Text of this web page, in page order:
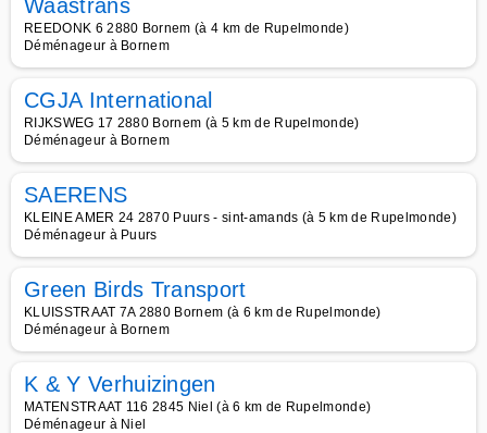
Waastrans
REEDONK 6 2880 Bornem (à 4 km de Rupelmonde)
Déménageur à Bornem
CGJA International
RIJKSWEG 17 2880 Bornem (à 5 km de Rupelmonde)
Déménageur à Bornem
SAERENS
KLEINE AMER 24 2870 Puurs - sint-amands (à 5 km de Rupelmonde)
Déménageur à Puurs
Green Birds Transport
KLUISSTRAAT 7A 2880 Bornem (à 6 km de Rupelmonde)
Déménageur à Bornem
K & Y Verhuizingen
MATENSTRAAT 116 2845 Niel (à 6 km de Rupelmonde)
Déménageur à Niel